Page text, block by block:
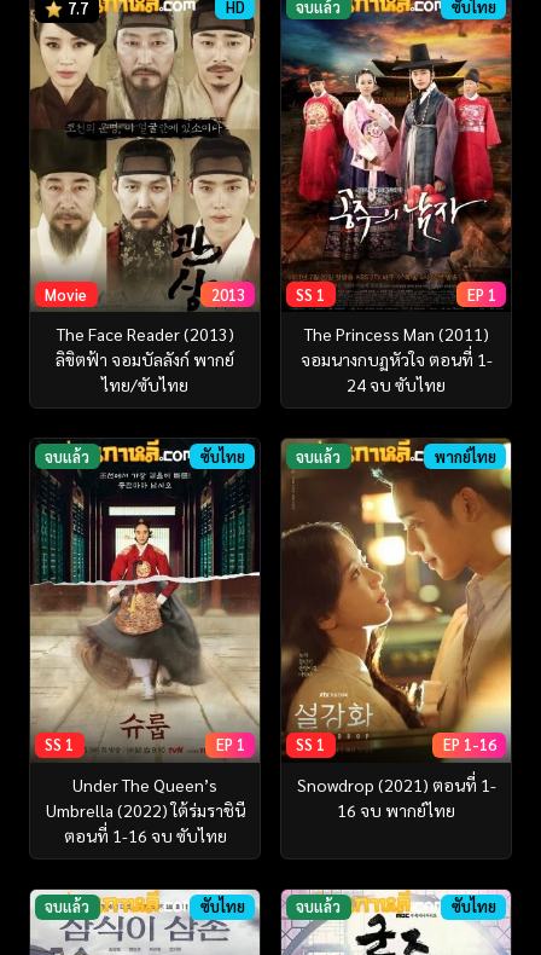
7.7 HD
Movie 2013
The Face Reader (2013)
ลิขิตฟ้า จอมบัลลังก์ พากย์
ไทย/ซับไทย
จบแล้ว ซับไทย
SS 1 EP 1
The Princess Man (2011)
จอมนางกบฏหัวใจ ตอนที่ 1-
24 จบ ซับไทย
จบแล้ว ซับไทย
SS 1 EP 1
Under The Queen’s
Umbrella (2022) ใต้ร่มราชินี
ตอนที่ 1-16 จบ ซับไทย
จบแล้ว พากย์ไทย
SS 1 EP 1-16
Snowdrop (2021) ตอนที่ 1-
16 จบ พากย์ไทย
จบแล้ว ซับไทย จบแล้ว ซับไทย